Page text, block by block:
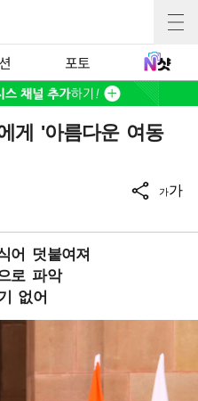
포토
게 '아름다운 여동
가가
어 덧붙여져
로 파악
없어